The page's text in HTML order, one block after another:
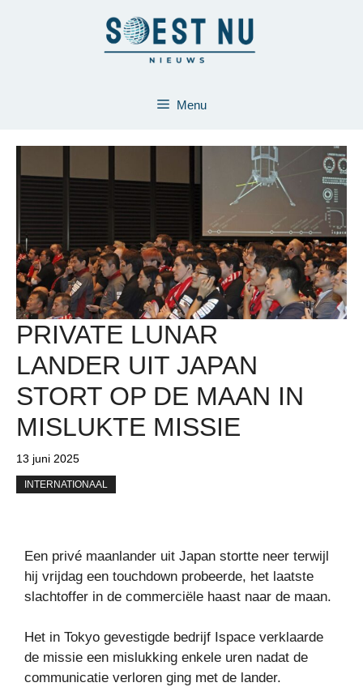
Menu
PRIVATE LUNAR
LANDER UIT JAPAN
STORT OP DE MAAN IN
MISLUKTE MISSIE
13 juni 2025
INTERNATIONAAL
Een privé maanlander uit Japan stortte neer terwijl
hij vrijdag een touchdown probeerde, het laatste
slachtoffer in de commerciële haast naar de maan.
Het in Tokyo gevestigde bedrijf Ispace verklaarde
de missie een mislukking enkele uren nadat de
communicatie verloren ging met de lander.